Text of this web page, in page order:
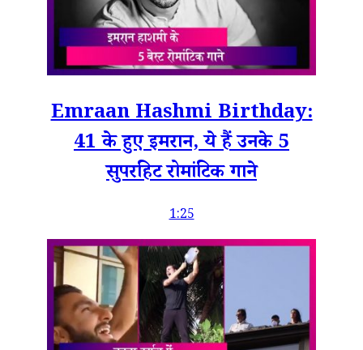
Emraan Hashmi Birthday:
41 के हुए इमरान, ये हैं उनके 5
सुपरहिट रोमांटिक गाने
1:25